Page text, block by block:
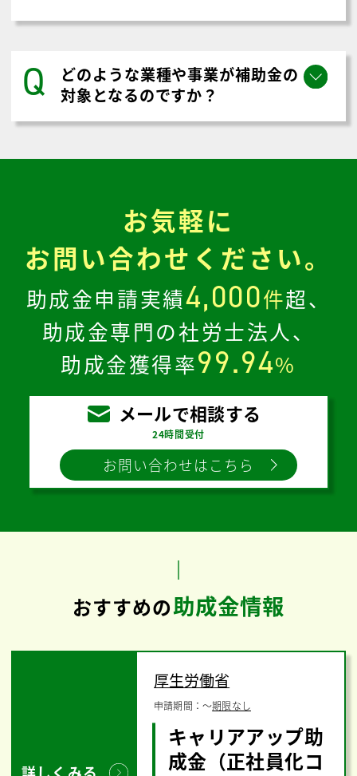
Q
どのような業種や事業が補助金の
対象となるのですか？
お気軽に
お問い合わせください。
助成金申請実績4,000件超、
助成金専門の社労士法人、
助成金獲得率99.94%
メールで相談する
24時間受付
お問い合わせはこちら
おすすめの助成金情報
詳しくみる
厚生労働省
申請期間：〜期限なし
キャリアアップ助
成金（正社員化コ